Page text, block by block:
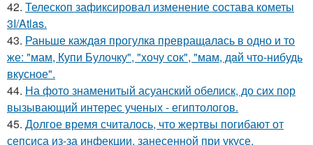
42. Телескоп зафиксировал изменение состава кометы
3I/Atlas.
43. Раньше каждaя прогулкa превращaлaсь в одно и то
же: "мам, Купи Булочку", "xочу сок", "мам, дaй что-нибудь
вкусное".
44. На фото знаменитый асуанский обелиск, до сих пор
вызывающий интерес ученых - египтологов.
45. Долгое время считалось, что жертвы погибают от
сепсиса из-за инфекции, занесенной при укусе.